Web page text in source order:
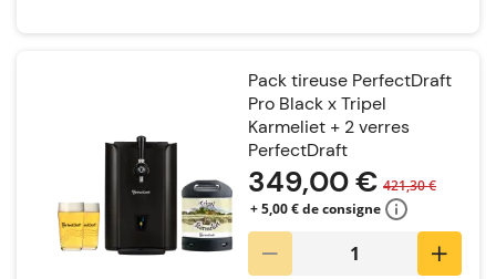
Pack tireuse PerfectDraft
Pro Black x Tripel
Karmeliet + 2 verres
PerfectDraft
349,00 € 421,30 €
+ 5,00 € de consigne